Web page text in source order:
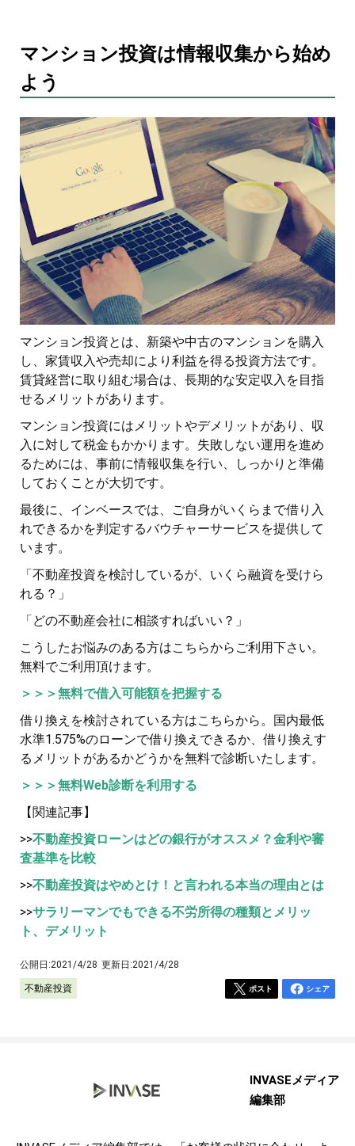
マンション投資は情報収集から始め
よう
マンション投資とは、新築や中古のマンションを購入
し、家賃収入や売却により利益を得る投資方法です。
賃貸経営に取り組む場合は、長期的な安定収入を目指
せるメリットがあります。
マンション投資にはメリットやデメリットがあり、収
入に対して税金もかかります。失敗しない運用を進め
るためには、事前に情報収集を行い、しっかりと準備
しておくことが大切です。
最後に、インベースでは、ご自身がいくらまで借り入
れできるかを判定するバウチャーサービスを提供して
います。
「不動産投資を検討しているが、いくら融資を受けら
れる？」
「どの不動産会社に相談すればいい？」
こうしたお悩みのある方はこちらからご利用下さい。
無料でご利用頂けます。
＞＞＞無料で借入可能額を把握する
借り換えを検討されている方はこちらから。国内最低
水準1.575%のローンで借り換えできるか、借り換えす
るメリットがあるかどうかを無料で診断いたします。
＞＞＞無料Web診断を利用する
【関連記事】
>>不動産投資ローンはどの銀行がオススメ？金利や審
査基準を比較
>>不動産投資はやめとけ！と言われる本当の理由とは
>>サラリーマンでもできる不労所得の種類とメリッ
ト、デメリット
公開日:2021/4/28 更新日:2021/4/28
不動産投資 ポスト シェア
INVASEメディア
編集部